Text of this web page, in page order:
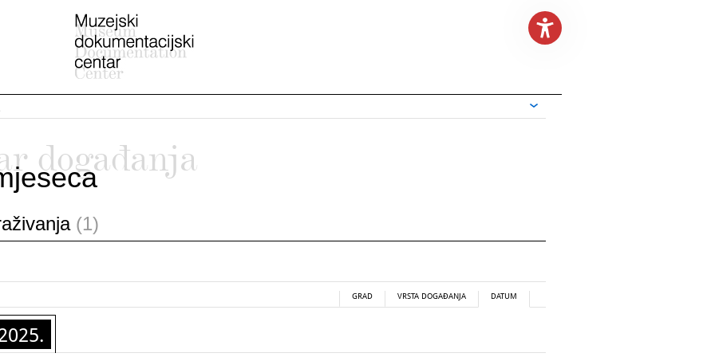
događanja
(1)
GRAD VRSTA DOGAĐANJA DATUM